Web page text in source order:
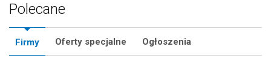
Polecane
Firmy Oferty specjalne Ogłoszenia